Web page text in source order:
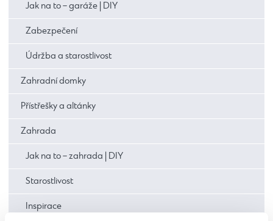
Jak na to – garáže | DIY
Zabezpečení
Údržba a starostlivost
Zahradní domky
Přístřešky a altánky
Zahrada
Jak na to – zahrada | DIY
Starostlivost
Inspirace